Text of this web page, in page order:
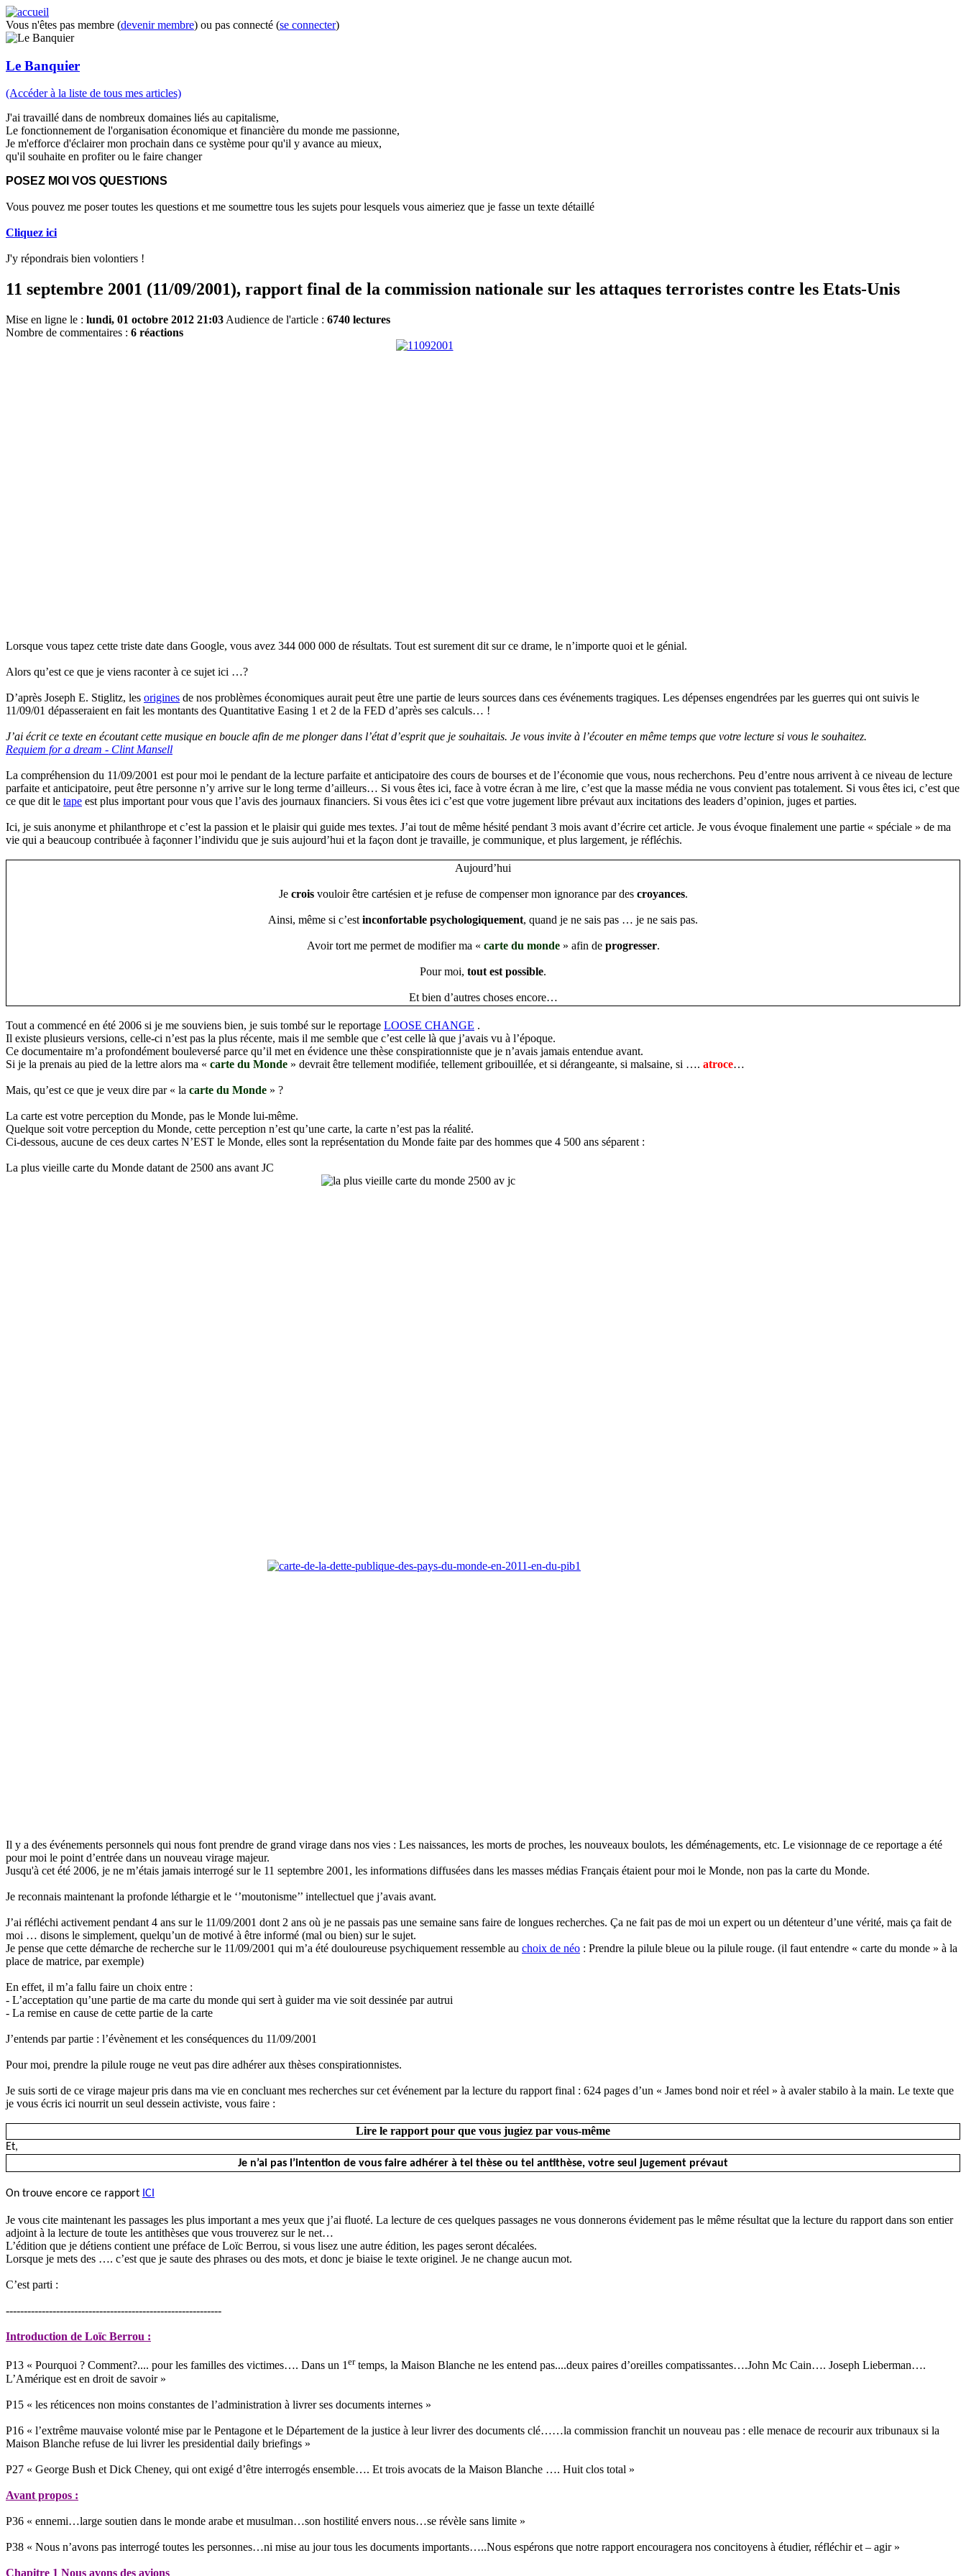
Vous n'êtes pas membre (devenir membre) ou pas connecté (se connecter)
Le Banquier
(Accéder à la liste de tous mes articles)
J'ai travaillé dans de nombreux domaines liés au capitalisme,
Le fonctionnement de l'organisation économique et financière du monde me passionne,
Je m'efforce d'éclairer mon prochain dans ce système pour qu'il y avance au mieux,
qu'il souhaite en profiter ou le faire changer
POSEZ MOI VOS QUESTIONS
Vous pouvez me poser toutes les questions et me soumettre tous les sujets pour lesquels vous aimeriez que je fasse un texte détaillé
Cliquez ici
J'y répondrais bien volontiers !
11 septembre 2001 (11/09/2001), rapport final de la commission nationale sur les attaques terroristes contre les Etats-Unis
Mise en ligne le : lundi, 01 octobre 2012 21:03 Audience de l'article : 6740 lectures
Nombre de commentaires : 6 réactions
Lorsque vous tapez cette triste date dans Google, vous avez 344 000 000 de résultats. Tout est surement dit sur ce drame, le n’importe quoi et le génial.
Alors qu’est ce que je viens raconter à ce sujet ici …?
D’après Joseph E. Stiglitz, les origines de nos problèmes économiques aurait peut être une partie de leurs sources dans ces événements tragiques. Les dépenses engendrées par les guerres qui ont suivis le
11/09/01 dépasseraient en fait les montants des Quantitative Easing 1 et 2 de la FED d’après ses calculs… !
J’ai écrit ce texte en écoutant cette musique en boucle afin de me plonger dans l’état d’esprit que je souhaitais. Je vous invite à l’écouter en même temps que votre lecture si vous le souhaitez.
Requiem for a dream - Clint Mansell
La compréhension du 11/09/2001 est pour moi le pendant de la lecture parfaite et anticipatoire des cours de bourses et de l’économie que vous, nous recherchons. Peu d’entre nous arrivent à ce niveau de lecture
parfaite et anticipatoire, peut être personne n’y arrive sur le long terme d’ailleurs… Si vous êtes ici, face à votre écran à me lire, c’est que la masse média ne vous convient pas totalement. Si vous êtes ici, c’est que
ce que dit le tape est plus important pour vous que l’avis des journaux financiers. Si vous êtes ici c’est que votre jugement libre prévaut aux incitations des leaders d’opinion, juges et parties.
Ici, je suis anonyme et philanthrope et c’est la passion et le plaisir qui guide mes textes. J’ai tout de même hésité pendant 3 mois avant d’écrire cet article. Je vous évoque finalement une partie « spéciale » de ma
vie qui a beaucoup contribuée à façonner l’individu que je suis aujourd’hui et la façon dont je travaille, je communique, et plus largement, je réfléchis.
Aujourd’hui
Je crois vouloir être cartésien et je refuse de compenser mon ignorance par des croyances.
Ainsi, même si c’est inconfortable psychologiquement, quand je ne sais pas … je ne sais pas.
Avoir tort me permet de modifier ma « carte du monde » afin de progresser.
Pour moi, tout est possible.
Et bien d’autres choses encore…
Tout a commencé en été 2006 si je me souviens bien, je suis tombé sur le reportage LOOSE CHANGE .
Il existe plusieurs versions, celle-ci n’est pas la plus récente, mais il me semble que c’est celle là que j’avais vu à l’époque.
Ce documentaire m’a profondément bouleversé parce qu’il met en évidence une thèse conspirationniste que je n’avais jamais entendue avant.
Si je la prenais au pied de la lettre alors ma « carte du Monde » devrait être tellement modifiée, tellement gribouillée, et si dérangeante, si malsaine, si …. atroce…
Mais, qu’est ce que je veux dire par « la carte du Monde » ?
La carte est votre perception du Monde, pas le Monde lui-même.
Quelque soit votre perception du Monde, cette perception n’est qu’une carte, la carte n’est pas la réalité.
Ci-dessous, aucune de ces deux cartes N’EST le Monde, elles sont la représentation du Monde faite par des hommes que 4 500 ans séparent :
La plus vieille carte du Monde datant de 2500 ans avant JC
Il y a des événements personnels qui nous font prendre de grand virage dans nos vies : Les naissances, les morts de proches, les nouveaux boulots, les déménagements, etc. Le visionnage de ce reportage a été
pour moi le point d’entrée dans un nouveau virage majeur.
Jusqu'à cet été 2006, je ne m’étais jamais interrogé sur le 11 septembre 2001, les informations diffusées dans les masses médias Français étaient pour moi le Monde, non pas la carte du Monde.
Je reconnais maintenant la profonde léthargie et le ‘’moutonisme’’ intellectuel que j’avais avant.
J’ai réfléchi activement pendant 4 ans sur le 11/09/2001 dont 2 ans où je ne passais pas une semaine sans faire de longues recherches. Ça ne fait pas de moi un expert ou un détenteur d’une vérité, mais ça fait de
moi … disons le simplement, quelqu’un de motivé à être informé (mal ou bien) sur le sujet.
Je pense que cette démarche de recherche sur le 11/09/2001 qui m’a été douloureuse psychiquement ressemble au choix de néo : Prendre la pilule bleue ou la pilule rouge. (il faut entendre « carte du monde » à la
place de matrice, par exemple)
En effet, il m’a fallu faire un choix entre :
- L’acceptation qu’une partie de ma carte du monde qui sert à guider ma vie soit dessinée par autrui
- La remise en cause de cette partie de la carte
J’entends par partie : l’évènement et les conséquences du 11/09/2001
Pour moi, prendre la pilule rouge ne veut pas dire adhérer aux thèses conspirationnistes.
Je suis sorti de ce virage majeur pris dans ma vie en concluant mes recherches sur cet événement par la lecture du rapport final : 624 pages d’un « James bond noir et réel » à avaler stabilo à la main. Le texte que
je vous écris ici nourrit un seul dessein activiste, vous faire :
Lire le rapport pour que vous jugiez par vous-même
Et,
Je n’ai pas l’intention de vous faire adhérer à tel thèse ou tel antithèse, votre seul jugement prévaut
On trouve encore ce rapport ICI
Je vous cite maintenant les passages les plus important a mes yeux que j’ai fluoté. La lecture de ces quelques passages ne vous donnerons évidement pas le même résultat que la lecture du rapport dans son entier
adjoint à la lecture de toute les antithèses que vous trouverez sur le net…
L’édition que je détiens contient une préface de Loïc Berrou, si vous lisez une autre édition, les pages seront décalées.
Lorsque je mets des …. c’est que je saute des phrases ou des mots, et donc je biaise le texte originel. Je ne change aucun mot.
C’est parti :
------------------------------------------------------------
Introduction de Loïc Berrou :
P13 « Pourquoi ? Comment?.... pour les familles des victimes…. Dans un 1ertemps, la Maison Blanche ne les entend pas....deux paires d’oreilles compatissantes….John Mc Cain…. Joseph Lieberman….
L’Amérique est en droit de savoir »
P15 « les réticences non moins constantes de l’administration à livrer ses documents internes »
P16 « l’extrême mauvaise volonté mise par le Pentagone et le Département de la justice à leur livrer des documents clé……la commission franchit un nouveau pas : elle menace de recourir aux tribunaux si la
Maison Blanche refuse de lui livrer les presidential daily briefings »
P27 « George Bush et Dick Cheney, qui ont exigé d’être interrogés ensemble…. Et trois avocats de la Maison Blanche …. Huit clos total »
Avant propos :
P36 « ennemi…large soutien dans le monde arabe et musulman…son hostilité envers nous…se révèle sans limite »
P38 « Nous n’avons pas interrogé toutes les personnes…ni mise au jour tous les documents importants…..Nous espérons que notre rapport encouragera nos concitoyens à étudier, réfléchir et – agir »
Chapitre 1 Nous avons des avions